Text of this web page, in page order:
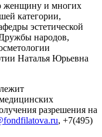
женщину и многих
категории,
эстетической
народов,
Наталья Юрьевна
разрешения на
, +7(495)